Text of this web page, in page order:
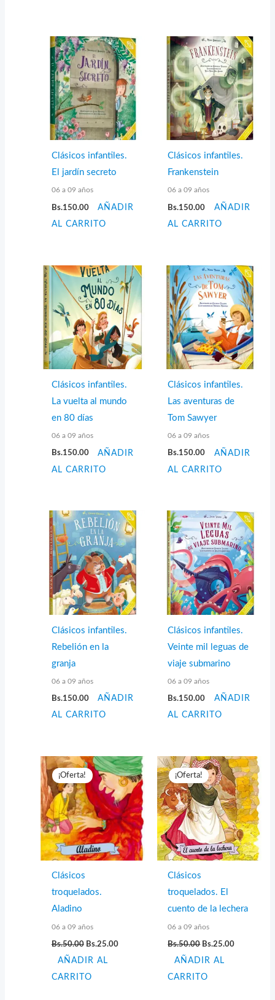
Clásicos infantiles.
El jardín secreto
06 a 09 años
Bs.150.00
AÑADIR
AL CARRITO
Clásicos infantiles.
Frankenstein
06 a 09 años
Bs.150.00
AÑADIR
AL CARRITO
Clásicos infantiles.
La vuelta al mundo
en 80 días
06 a 09 años
Bs.150.00
AÑADIR
AL CARRITO
Clásicos infantiles.
Las aventuras de
Tom Sawyer
06 a 09 años
Bs.150.00
AÑADIR
AL CARRITO
Clásicos infantiles.
Rebelión en la
granja
06 a 09 años
Bs.150.00
AÑADIR
AL CARRITO
Clásicos infantiles.
Veinte mil leguas de
viaje submarino
06 a 09 años
Bs.150.00
AÑADIR
AL CARRITO
¡Oferta!
Clásicos
troquelados.
Aladino
06 a 09 años
Bs.50.00 El
original
era:
Bs.50.00.
Bs.25.00El
AÑADIR AL
CARRITO
¡Oferta!
Clásicos
troquelados. El
cuento de la lechera
06 a 09 años
Bs.50.00 El
original
era:
Bs.50.00.
Bs.25.00
AÑADIR AL
CARRITO